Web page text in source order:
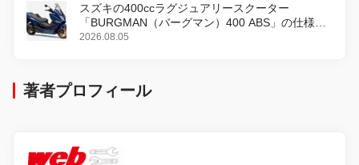
スズキの400ccラグジュアリースクーター
「BURGMAN（バーグマン）400 ABS」の仕様を
変更し、8月18日に発売
2026.08.05
著者プロフィール